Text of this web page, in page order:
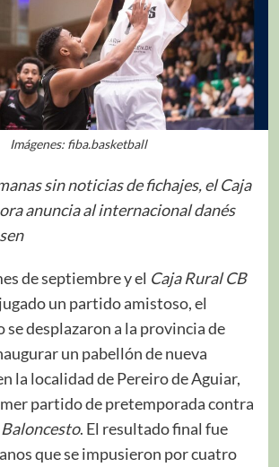
Imágenes: fiba.basketball
sin noticias de fichajes, el Caja
anuncia al internacional danés
de septiembre y el Caja Rural CB
un partido amistoso, el
se desplazaron a la provincia de
un pabellón de nueva
la localidad de Pereiro de Aguiar,
partido de pretemporada contra
. El resultado final fue
que se impusieron por cuatro